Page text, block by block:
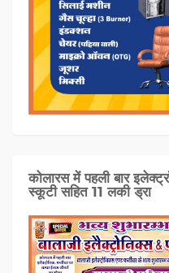
कोलारस में पहली बार
स्कूटी सहित 11 लकी ड्रा